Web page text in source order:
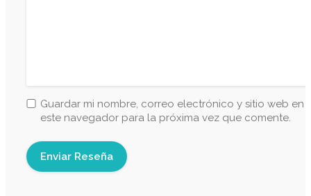
Guardar mi nombre, correo electrónico y sitio web en
este navegador para la próxima vez que comente.